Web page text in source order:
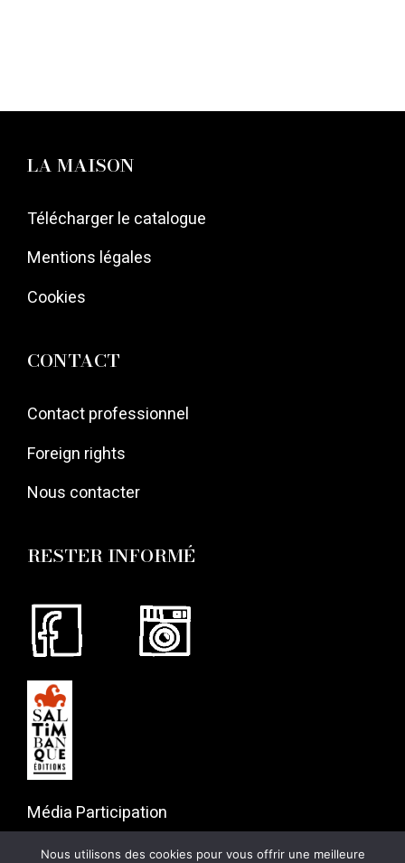
LA MAISON
Télécharger le catalogue
Mentions légales
Cookies
CONTACT
Contact professionnel
Foreign rights
Nous contacter
RESTER INFORMÉ
Média Participation
Nous utilisons des cookies pour vous offrir une meilleure